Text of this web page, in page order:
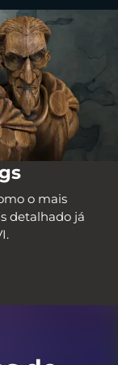
o mais
detalhado já